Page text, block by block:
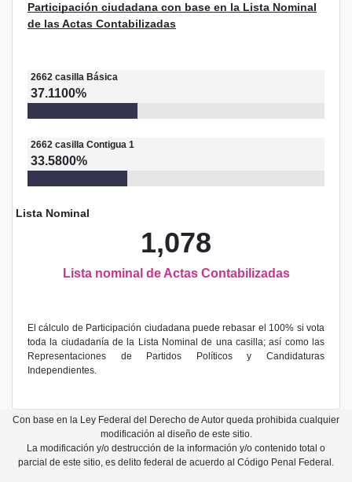
Participación ciudadana con base en la Lista Nominal
de las Actas Contabilizadas
2662 casilla Básica
37.1100%
2662 casilla Contigua 1
33.5800%
Lista Nominal
1,078
Lista nominal de Actas Contabilizadas
El cálculo de Participación ciudadana puede rebasar el 100% si vota
toda la ciudadanía de la Lista Nominal de una casilla; así como las
Representaciones de Partidos Políticos y Candidaturas
Independientes.
Con base en la Ley Federal del Derecho de Autor queda prohibida cualquier
modificación al diseño de este sitio.
La modificación y/o destrucción de la información y/o contenido total o
parcial de este sitio, es delito federal de acuerdo al Código Penal Federal.